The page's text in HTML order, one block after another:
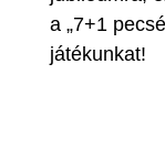
a „7+1
játékunkat!